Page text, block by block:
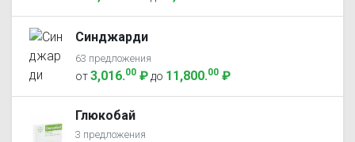
Синджарди
63 предложения
от3,016.00 ₽ до 11,800.00 ₽
Глюкобай
3 предложения